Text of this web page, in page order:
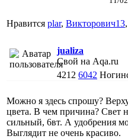
Нравится plar, Викторович13,
jualiza
Свой на Aqa.ru
4212 6042
Можно я здесь спрошу?
цвета. В чем причина? Свет
сильный, 6вт. А удобрения
Выглядит не очень красиво.